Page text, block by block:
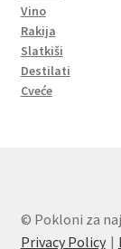
Vino
Rakija
Slatkiši
Destilati
Cveće
© Pokloni za
Privacy Policy